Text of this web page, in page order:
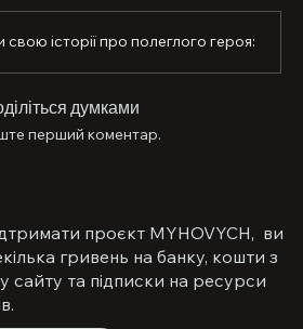
в штабі, зі словами «я
тут з хлопцями,  і я справді
виконував бойові завдання в
Згодом бригаду перекинули
обстрілу Орест зазнав
із життям.
сам , наш найкращий чоловік, син,
історії про полеглого героя:
думками
перший коментар.
проєкт MYHOVYCH, ви
гривень на банку, кошти з
сайту та підписки на ресурси